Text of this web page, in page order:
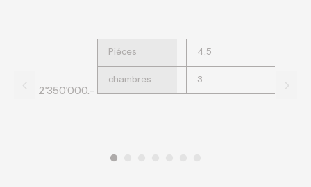
CHF 2'350'000.-
Piéces 4.5
chambres 3